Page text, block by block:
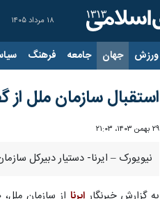
۱۸ مرداد ۱۴۰۵
ورزش جهان جامعه فرهنگ
استقبال سازمان ملل از
۲۹ بهمن ۱۴۰۳، ۲۱:۰۳